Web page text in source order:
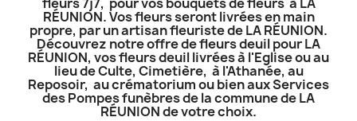
RÉUNION. Vos fleurs seront livrées en main
propre, par un artisan fleuriste de LA RÉUNION.
Découvrez notre offre de fleurs deuil pour LA
RÉUNION, vos fleurs deuil livrées à l'Eglise ou au
lieu de Culte, Cimetière, à l'Athanée, au
Reposoir, au crématorium ou bien aux Services
des Pompes funèbres de la commune de LA
RÉUNION de votre choix.